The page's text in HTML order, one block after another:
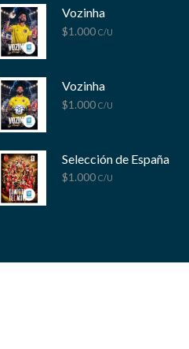
Vozinha
$1.000 C/U
Vozinha
$1.000 C/U
Selección de España
$1.000 C/U